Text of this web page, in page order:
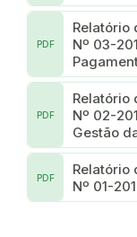
Relatório
Nº 03-
PDF
Relatório
Nº 02-
Gestão
PDF
Relatório
Nº 01-
PDF